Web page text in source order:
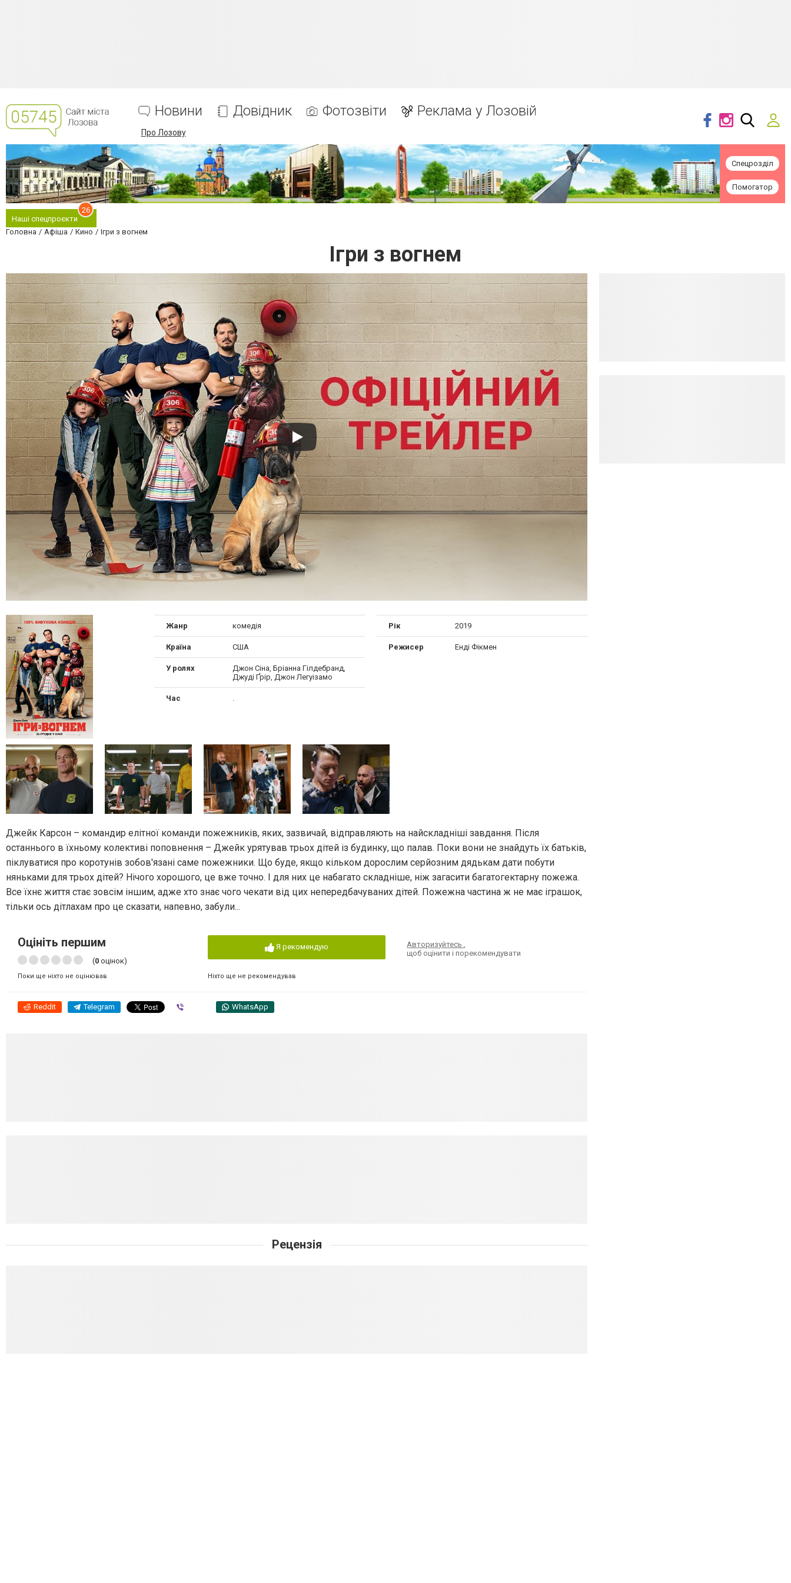
Новини Довідник Фотозвіти Реклама у Лозовій
Про Лозову
Спецрозділ
Помогатор
Наші спецпроєкти
26
Головна Афіша Кино Ігри з вогнем
Ігри з вогнем
Жанр комедія
Країна США
У ролях
Джон Сіна, Бріанна Гілдебранд,
Джуді Ґрір, Джон Легуізамо
Рік 2019
Режисер Енді Фікмен
Час
Джейк Карсон – командир елітної команди пожежників, яких, зазвичай, відправляють на найскладніші завдання. Після
останнього в їхньому колективі поповнення – Джейк урятував трьох дітей із будинку, що палав. Поки вони не знайдуть їх батьків,
піклуватися про коротунів зобов'язані саме пожежники. Що буде, якщо кільком дорослим серйозним дядькам дати побути
няньками для трьох дітей? Нічого хорошого, це вже точно. І для них це набагато складніше, ніж загасити багатогектарну пожежа.
Все їхнє життя стає зовсім іншим, адже хто знає чого чекати від цих непередбачуваних дітей. Пожежна частина ж не має іграшок,
тільки ось дітлахам про це сказати, напевно, забули...
Оцініть першим
(0 оцінок)
Поки ще ніхто не оцінював
Я рекомендую
Ніхто ще не рекомендував
Авторизуйтесь,
щоб оцінити і порекомендувати
Reddit Telegram WhatsApp
Рецензія